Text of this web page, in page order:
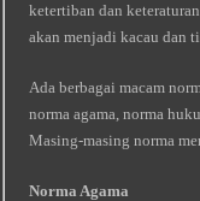
ketertiban dan
akan menjadi kacau dan
Ada berbagai macam
norma agama, norma
Masing-masing norma
Norma Agama